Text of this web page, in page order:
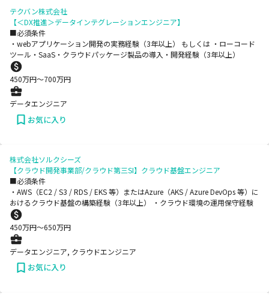
テクバン株式会社
【＜DX推進＞データインテグレーションエンジニア】
■必須条件
・webアプリケーション開発の実務経験（3年以上） もしくは ・ローコード
ツール・SaaS・クラウドパッケージ製品の導入・開発経験（3年以上）
450万円〜700万円
データエンジニア
お気に入り
株式会社ソルクシーズ
【クラウド開発事業部/クラウド第三SI】クラウド基盤エンジニア
■必須条件
・AWS（EC2 / S3 / RDS / EKS 等）またはAzure（AKS / Azure DevOps 等）に
おけるクラウド基盤の構築経験（3年以上） ・クラウド環境の運用保守経験
450万円〜650万円
データエンジニア, クラウドエンジニア
お気に入り